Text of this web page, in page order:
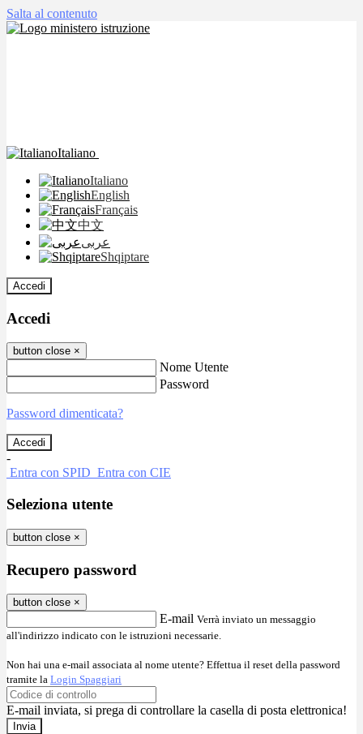
Salta al contenuto
Italiano
Italiano
English
Français
中文
عربى
Shqiptare
Accedi
Accedi
button close ×
Nome Utente
Password
Password dimenticata?
-
Entra con SPID Entra con CIE
Seleziona utente
button close ×
Recupero password
button close ×
E-mail Verrà inviato un messaggio
all'indirizzo indicato con le istruzioni necessarie.
Non hai una e-mail associata al nome utente? Effettua il reset della password
tramite la Login Spaggiari
E-mail inviata, si prega di controllare la casella di posta elettronica!